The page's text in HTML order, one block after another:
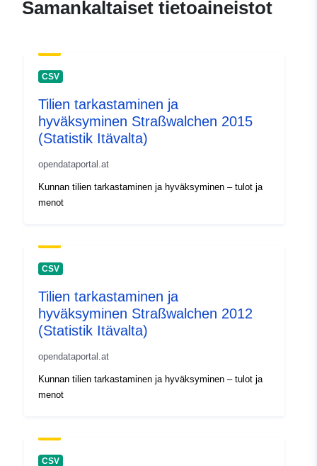
Samankaltaiset tietoaineistot
CSV
Tilien tarkastaminen ja
hyväksyminen Straßwalchen 2015
(Statistik Itävalta)
opendataportal.at
Kunnan tilien tarkastaminen ja hyväksyminen – tulot ja
menot
CSV
Tilien tarkastaminen ja
hyväksyminen Straßwalchen 2012
(Statistik Itävalta)
opendataportal.at
Kunnan tilien tarkastaminen ja hyväksyminen – tulot ja
menot
CSV